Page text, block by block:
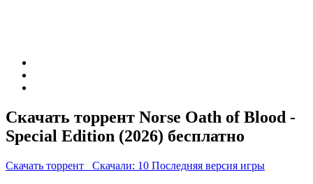
Скачать торрент Norse Oath of Blood -
Special Edition (2026) бесплатно
Скачать торрент Скачали: 10 Последняя версия игры